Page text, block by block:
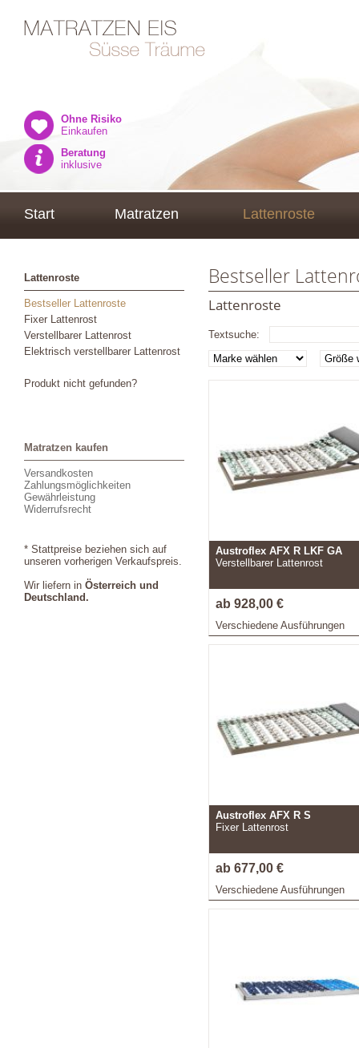
Ohne Risiko
Einkaufen
Beratung
inklusive
Start Matratzen Lattenroste
Lattenroste
Bestseller Lattenroste
Fixer Lattenrost
Verstellbarer Lattenrost
Elektrisch verstellbarer Lattenrost
Produkt nicht gefunden?
Matratzen kaufen
Versandkosten
Zahlungsmöglichkeiten
Gewährleistung
Widerrufsrecht
* Stattpreise beziehen sich auf
unseren vorherigen Verkaufspreis.
Wir liefern in Österreich und
Deutschland.
Bestseller
Lattenroste
Textsuche:
Austroflex AFX R LKF GA
Verstellbarer Lattenrost
ab 928,00 €
Verschiedene Ausführungen
Austroflex AFX R S
Fixer Lattenrost
ab 677,00 €
Verschiedene Ausführungen